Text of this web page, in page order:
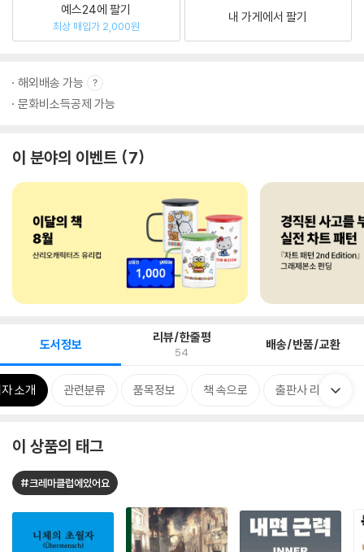
예스24에 팔기
최상 매입가 2,000원
내 가게에서 팔기
해외배송 가능
문화비소득공제 가능
이 분야의 이벤트 7
도서정보 리뷰/한줄평
54 배송/반품/교환
소개 관련분류 품목정보 책 속으로 출판사 리뷰
이 상품의 태그
#크레마클럽에있어요